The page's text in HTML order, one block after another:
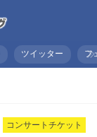
ツイッター フ
コンサートチケット